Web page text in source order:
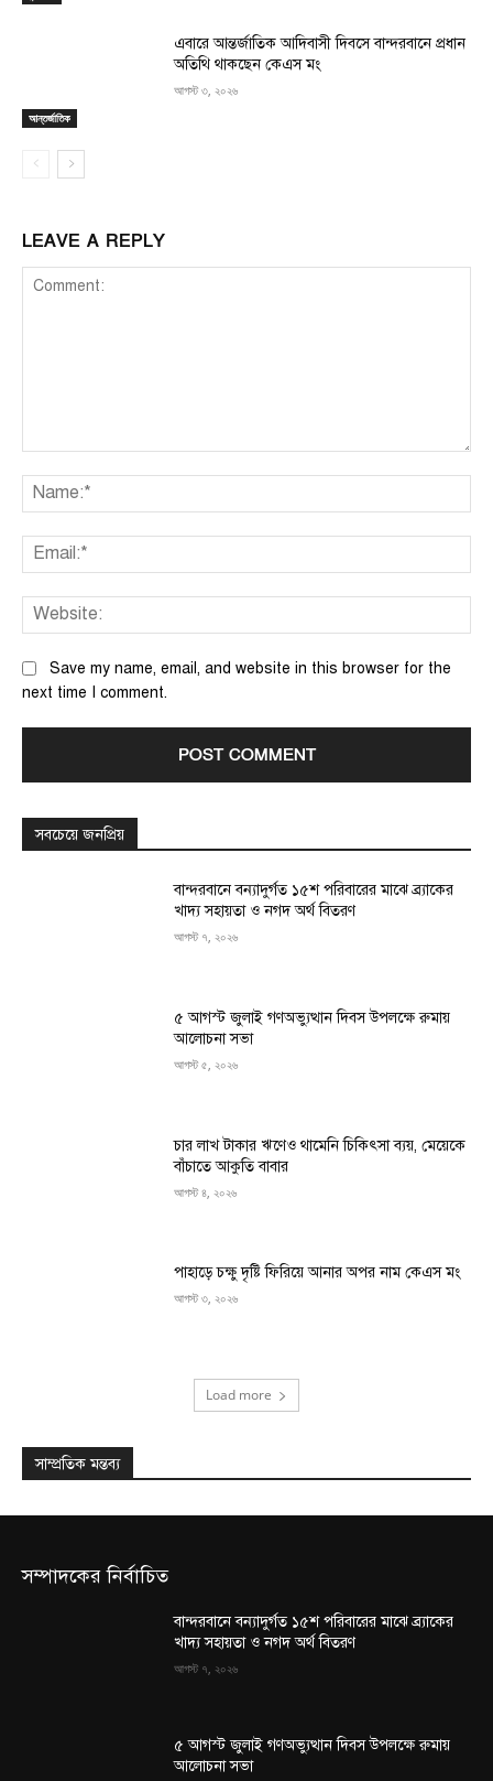
আন্তর্জাতিক
এবারে আন্তর্জাতিক আদিবাসী দিবসে বান্দরবানে প্রধান
অতিথি থাকছেন কেএস মং
আগস্ট ৩, ২০২৬
LEAVE A REPLY
Save my name, email, and website in this browser for the
next time I comment.
সবচেয়ে জনপ্রিয়
বান্দরবানে বন্যাদুর্গত ১৫শ পরিবারের মাঝে ব্র্যাকের
খাদ্য সহায়তা ও নগদ অর্থ বিতরণ
আগস্ট ৭, ২০২৬
৫ আগস্ট জুলাই গণঅভ্যুত্থান দিবস উপলক্ষে রুমায়
আলোচনা সভা
আগস্ট ৫, ২০২৬
চার লাখ টাকার ঋণেও থামেনি চিকিৎসা ব্যয়, মেয়েকে
বাঁচাতে আকুতি বাবার
আগস্ট ৪, ২০২৬
পাহাড়ে চক্ষু দৃষ্টি ফিরিয়ে আনার অপর নাম কেএস মং
আগস্ট ৩, ২০২৬
Load more
সাম্প্রতিক মন্তব্য
সম্পাদকের নির্বাচিত
বান্দরবানে বন্যাদুর্গত ১৫শ পরিবারের মাঝে ব্র্যাকের
খাদ্য সহায়তা ও নগদ অর্থ বিতরণ
আগস্ট ৭, ২০২৬
৫ আগস্ট জুলাই গণঅভ্যুত্থান দিবস উপলক্ষে রুমায়
আলোচনা সভা